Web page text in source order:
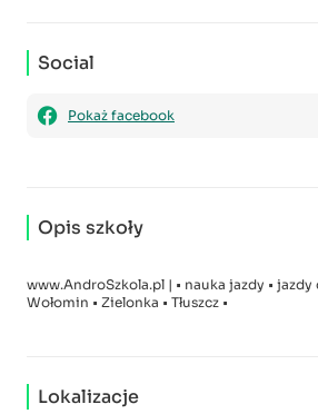
Social
Pokaż facebook
Opis szkoły
www.AndroSzkola.pl | • nauka jazdy • jazdy
Wołomin • Zielonka • Tłuszcz •
Lokalizacje